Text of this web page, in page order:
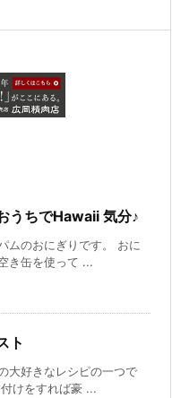
うちでHawaii 気分♪
ムのおにぎりです。 おに
き缶を使って ...
ト
大好きなレシピの一つで
けをすれば豪 ...